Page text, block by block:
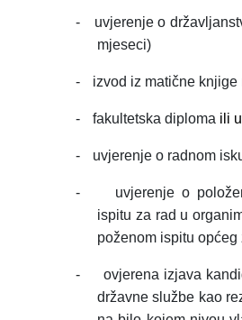
-
uvjerenje o
mjeseci)
- izvod iz matične knjige
- fakultetska diploma ili
- uvjerenje o radnom
-
uvjerenje o
ispitu za rad u
poženom ispitu općeg
-
ovjerena izjava
državne službe kao